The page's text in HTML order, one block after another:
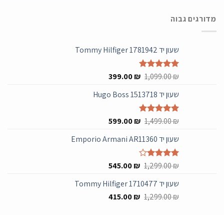
מדורגים גבוה
שעון יד Tommy Hilfiger 1781942
דורג5.00
1,099.00₪
המחיר
היה:
1,099.00 ₪.
399.00₪
המחיר
הוא:
שעון יד Hugo Boss 1513718
דורג5.00
1,499.00₪
המחיר
היה:
1,499.00 ₪.
599.00₪
המחיר
הוא:
שעון יד Emporio Armani AR11360
דורג4.00
1,299.00₪
המחיר
היה:
1,299.00 ₪.
545.00₪
המחיר
הוא:
545.00 ₪.
שעון יד Tommy Hilfiger 1710477
1,299.00₪
המחיר
415.00₪
המחיר